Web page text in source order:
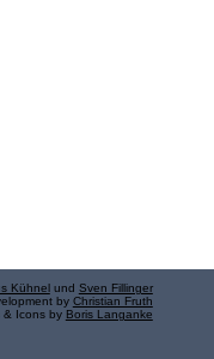
Kühnel und Sven Fillinger
by Christian Fruth
& Icons by Boris Langanke